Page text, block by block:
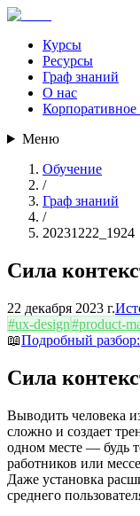
Курсы
Ресурсы
Граф знаний
О нас
Корпоративное
Меню
Обучение
/
Граф знаний
/
20231222_1924
Сила
22 декабря 2023 г.
#ux-design#product-
📖Подробный разбор:
Сила
Выводить человека
сложно и создает
одном месте — будь
работников или
Даже установка
среднего